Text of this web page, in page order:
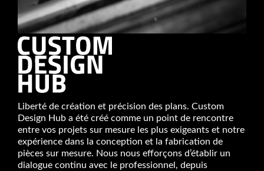
Liberté de création et précision des plans. Custom
Design Hub a été créé comme un point de rencontre
entre vos projets sur mesure les plus exigeants et notre
expérience dans la conception et la fabrication de
pièces sur mesure. Nous nous efforçons d’établir un
dialogue continu avec le professionnel, depuis